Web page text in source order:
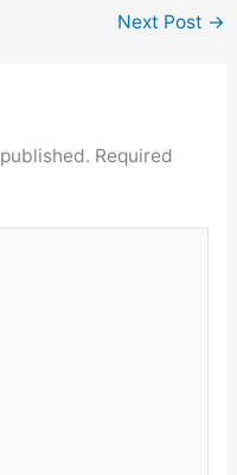
Next Post →
Required